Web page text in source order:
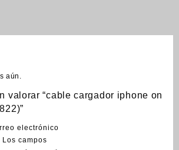
aún.
valorar “cable cargador iphone on
electrónico
Los campos